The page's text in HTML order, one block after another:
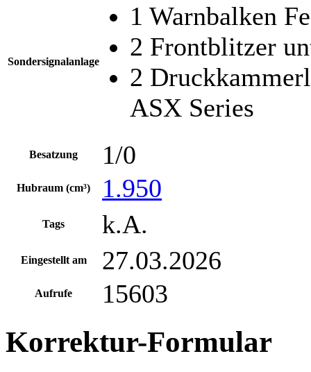
Sondersignalanlage
1 Warnbalken
2 Frontblitzer
2
ASX Series
Besatzung 1/0
Hubraum (cm³) 1.950
Tags k.A.
Eingestellt am 27.03.2026
Aufrufe 15603
Korrektur-Formular